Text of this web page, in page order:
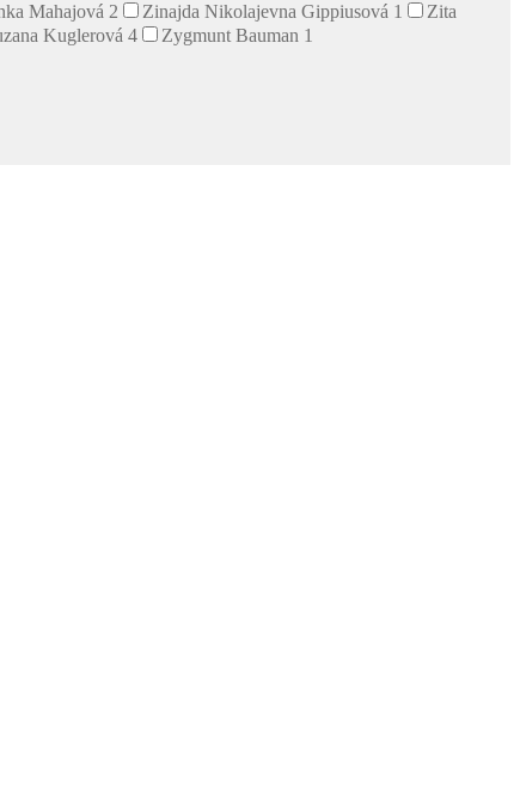
Mahajová 2 Zinajda Nikolajevna Gippiusová 1
Zita
Kuglerová 4 Zygmunt Bauman 1